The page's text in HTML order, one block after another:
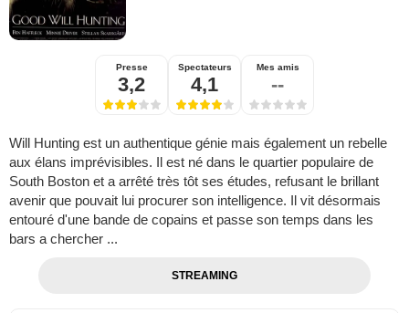
Presse
3,2
Spectateurs
4,1
Mes amis
--
Will Hunting est un authentique génie mais également un rebelle
aux élans imprévisibles. Il est né dans le quartier populaire de
South Boston et a arrêté très tôt ses études, refusant le brillant
avenir que pouvait lui procurer son intelligence. Il vit désormais
entouré d'une bande de copains et passe son temps dans les
bars a chercher ...
STREAMING